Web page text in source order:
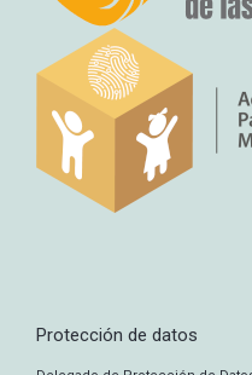
Protección de datos